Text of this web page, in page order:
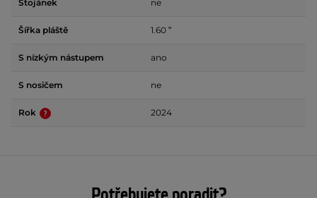
Stojánek ne
Šířka pláště 1.60 ʺ
S nízkým nástupem ano
S nosičem ne
Rok 2024